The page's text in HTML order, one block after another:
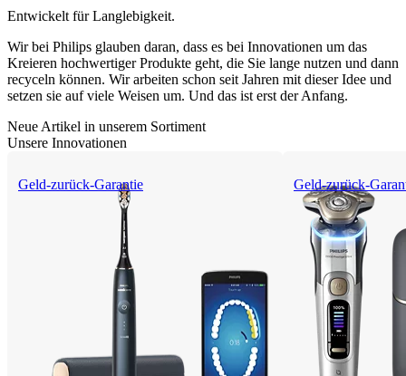
Entwickelt für Langlebigkeit.
Wir bei Philips glauben daran, dass es bei Innovationen um das
Kreieren hochwertiger Produkte geht, die Sie lange nutzen und dann
recyceln können. Wir arbeiten schon seit Jahren mit dieser Idee und
setzen sie auf viele Weisen um. Und das ist erst der Anfang.
Neue Artikel in unserem Sortiment
Unsere Innovationen
Geld-zurück-Garantie Geld-zurück-